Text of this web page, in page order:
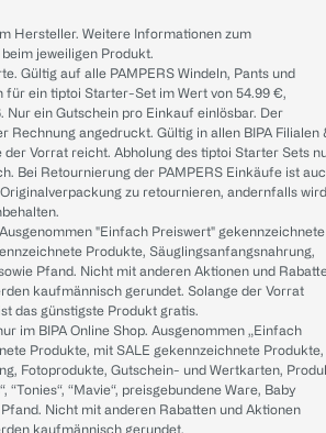
Hersteller. Weitere Informationen zum
jeweiligen Produkt.
Gültig auf alle PAMPERS Windeln, Pants und
für ein tiptoi Starter-Set im Wert von 54.99 €,
Nur ein Gutschein pro Einkauf einlösbar. Der
Rechnung angedruckt. Gültig in allen BIPA Filialen
der Vorrat reicht. Abholung des tiptoi Starter Sets
Bei Retournierung der PAMPERS Einkäufe ist
zu retournieren, andernfalls wird
"Einfach Preiswert" gekennzeichnete
Produkte, Säuglingsanfangsnahrung,
Pfand. Nicht mit anderen Aktionen und
kaufmännisch gerundet. Solange der Vorrat
das günstigste Produkt gratis.
im BIPA Online Shop. Ausgenommen „Einfach
Produkte, mit SALE gekennzeichnete Produkte,
Fotoprodukte, Gutschein- und Wertkarten,
“Tonies“, “Mavie“, preisgebundene Ware, Baby
Nicht mit anderen Rabatten und Aktionen
kaufmännisch gerundet.